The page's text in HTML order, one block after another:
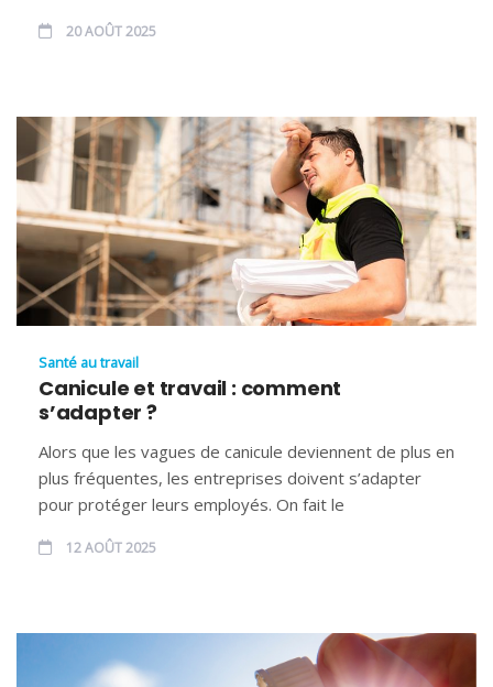
20 AOÛT 2025
Santé au travail
Canicule et travail : comment
s’adapter ?
Alors que les vagues de canicule deviennent de plus en
plus fréquentes, les entreprises doivent s’adapter
pour protéger leurs employés. On fait le
12 AOÛT 2025